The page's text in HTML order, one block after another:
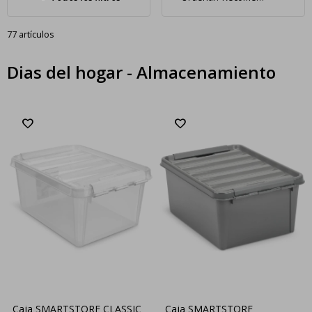
77 artículos
Dias del hogar - Almacenamiento
Caja SMARTSTORE CLASSIC Caja SMARTSTORE